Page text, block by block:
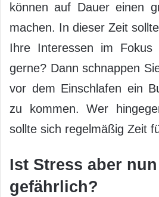
können auf Dauer einen
machen. In dieser Zeit
Ihre Interessen im Fokus
gerne? Dann schnappen
vor dem Einschlafen ein
zu kommen. Wer
sollte sich regelmäßig Zeit
Ist Stress aber
gefährlich?